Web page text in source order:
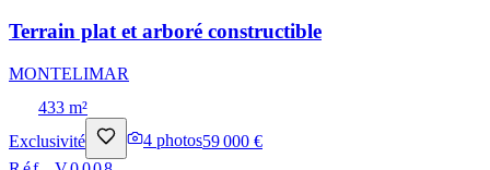
Terrain plat et arboré constructible
MONTELIMAR
433 m²
Exclusivité
4 photos59 000 €